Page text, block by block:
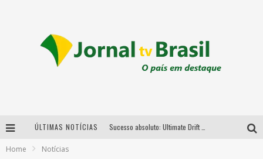
ÚLTIMAS NOTÍCIAS
Home Notícias